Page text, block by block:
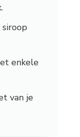
enkele
van je